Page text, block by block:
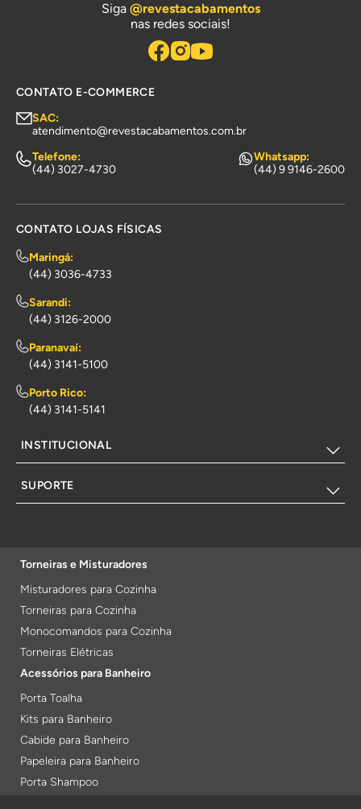
Siga @revestacabamentos
nas redes sociais!
CONTATO E-COMMERCE
SAC:
atendimento@revestacabamentos.com.br
Telefone:
(44) 3027-4730
Whatsapp:
(44) 9 9146-2600
CONTATO LOJAS FÍSICAS
Maringá:
(44) 3036-4733
Sarandi:
(44) 3126-2000
Paranavaí:
(44) 3141-5100
Porto Rico:
(44) 3141-5141
INSTITUCIONAL
SUPORTE
Torneiras e Misturadores
Misturadores para Cozinha
Torneiras para Cozinha
Monocomandos para Cozinha
Torneiras Elétricas
Acessórios para Banheiro
Porta Toalha
Kits para Banheiro
Cabide para Banheiro
Papeleira para Banheiro
Porta Shampoo